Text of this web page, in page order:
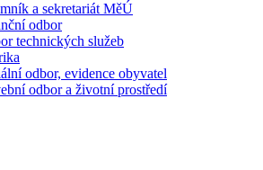
a sekretariát MěÚ
odbor
technických služeb
odbor, evidence obyvatel
odbor a životní prostředí